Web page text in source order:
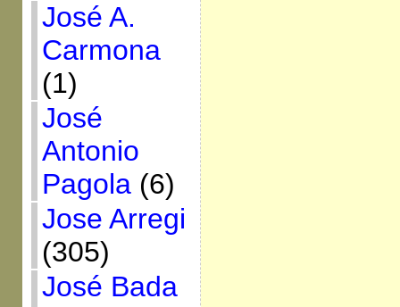
José A.
Carmona
(1)
José
Antonio
Pagola(6)
Jose Arregi
(305)
José Bada